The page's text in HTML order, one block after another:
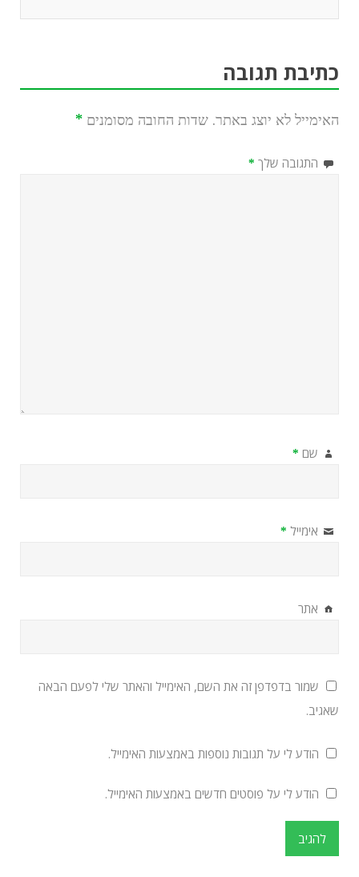
כתיבת תגובה
האימייל לא יוצג באתר. שדות החובה מסומנים *
התגובה שלך *
שם *
אימייל *
אתר
שמור בדפדפן זה את השם, האימייל והאתר שלי לפעם הבאה
שאגיב.
הודע לי על תגובות נוספות באמצעות האימייל.
הודע לי על פוסטים חדשים באמצעות האימייל.